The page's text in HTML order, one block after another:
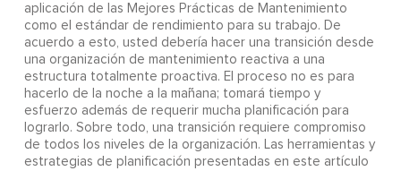
aplicación de las Mejores Prácticas de Mantenimiento
como el estándar de rendimiento para su trabajo. De
acuerdo a esto, usted debería hacer una transición desde
una organización de mantenimiento reactiva a una
estructura totalmente proactiva. El proceso no es para
hacerlo de la noche a la mañana; tomará tiempo y
esfuerzo además de requerir mucha planificación para
lograrlo. Sobre todo, una transición requiere compromiso
de todos los niveles de la organización. Las herramientas y
estrategias de planificación presentadas en este artículo